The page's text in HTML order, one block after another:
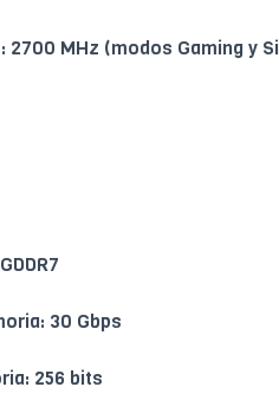
2700 MHz (modos Gaming y
30 Gbps
256 bits